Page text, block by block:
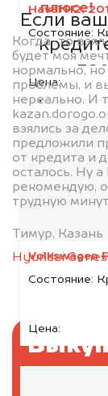
Haval H2,
Состояние:
Цена:
Volkswagen
Состояние:
Цена:
плюсе!
Когда-то
будет моя
нормально,
проблемы, и
нереально. И
взялись за
предложили
от кредита и
осталось. Ну
рекомендую,
трудную
Тимур, Казань
Hyundai
Если